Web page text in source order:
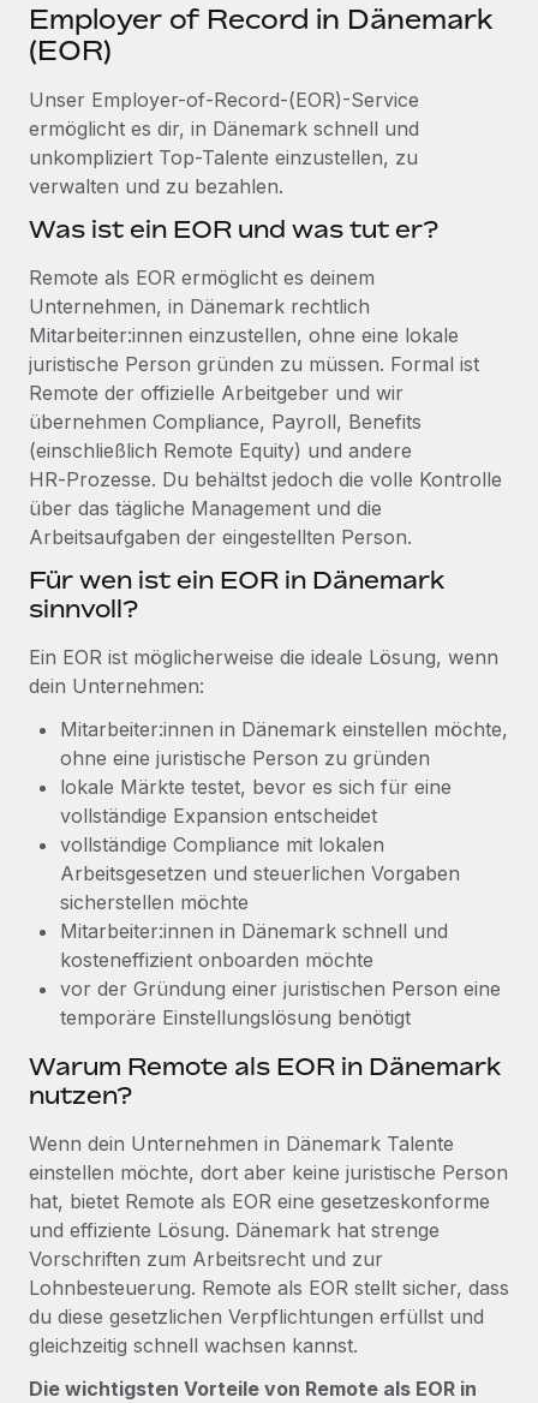
Tools
DIENSTLEISTUNGEN
Frag unsere Expert:innen
Hilfe von Expert:innen für globale HR & Compliance
Background-Checks
Compliance Watchtower
Lückenlose Compliance
Geräteverwaltung
Globale Bereitstellung und Verfolgung von IT-
Geräten
Gründung von Niederlassungen
Schnelle, rechtssichere Gründung von
Mobilität und Relocation
Benefits
Mühelose Verwaltung von Benefits
Partner werden
Entdecke die Möglichkeiten einer Partnerschaft
Remote Build
Beratung zu Integrationen und KI-Automatisierung
FALLSTUDIEN
So hat der KI-Vorreiter Weaviate sein Team mit
Remote um 120 % vergrößert
Weaviate auf einen Blick Weaviate entwickelt KI-basierte
Open-Source-Infrastrukturen. Das...
Mehr erfahren
Strategische Partnerschaft zwischen
Reverse Tech und Remote für Contractor
Management und Payroll
Reverse Tech auf einen Blick Das Gesundheits- und
Wellness-Startup Reverse Tech hat das globale...
Mehr erfahren
Events
Newsroom
Informationen zu Gehältern und Qualifikationen
Insights Center
BLOG
Globale Payroll
EOR und PEO
Contractor Management
Den Blog erkunden
BLOG
Gusto und Zero und Contractor Management
Plus
Auch im neuen Jahr wollen wir bei Remote Unternehmen
aller Größen dabei unterstützen, die beste...
Mehr erfahren
Wie Phiture 55 Mitarbeiter:innen in 19 Ländern
mit Remote verwaltet
Phiture ist der unumstrittene Marktführer im Bereich der
Mehr erfahren
Employer of Record in Dänemark
(EOR)
Unser Employer-of-Record-(EOR)-Service
ermöglicht es dir, in Dänemark schnell und
unkompliziert Top-Talente einzustellen, zu
verwalten und zu bezahlen.
Was ist ein EOR und was tut er?
Remote als EOR ermöglicht es deinem
Unternehmen, in Dänemark rechtlich
Mitarbeiter:innen einzustellen, ohne eine lokale
juristische Person gründen zu müssen. Formal ist
Remote der offizielle Arbeitgeber und wir
übernehmen Compliance, Payroll, Benefits
(einschließlich Remote Equity) und andere
HR‑Prozesse. Du behältst jedoch die volle Kontrolle
über das tägliche Management und die
Arbeitsaufgaben der eingestellten Person.
Für wen ist ein EOR in Dänemark
sinnvoll?
Ein EOR ist möglicherweise die ideale Lösung, wenn
dein Unternehmen:
Mitarbeiter:innen in Dänemark einstellen möchte,
ohne eine juristische Person zu gründen
lokale Märkte testet, bevor es sich für eine
vollständige Expansion entscheidet
vollständige Compliance mit lokalen
Arbeitsgesetzen und steuerlichen Vorgaben
sicherstellen möchte
Mitarbeiter:innen in Dänemark schnell und
kosteneffizient onboarden möchte
vor der Gründung einer juristischen Person eine
temporäre Einstellungs­lösung benötigt
Warum Remote als EOR in Dänemark
nutzen?
Wenn dein Unternehmen in Dänemark Talente
einstellen möchte, dort aber keine juristische Person
hat, bietet Remote als EOR eine gesetzeskonforme
und effiziente Lösung. Dänemark hat strenge
Vorschriften zum Arbeitsrecht und zur
Lohnbesteuerung. Remote als EOR stellt sicher, dass
du diese gesetzlichen Verpflichtungen erfüllst und
gleichzeitig schnell wachsen kannst.
Die wichtigsten Vorteile von Remote als EOR in